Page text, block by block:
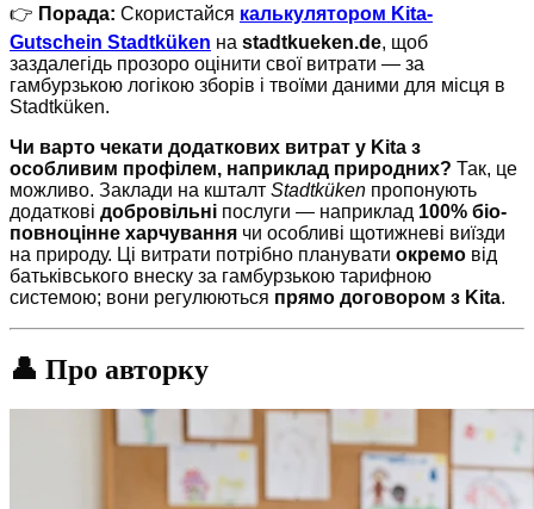
👉 Порада: Скористайся калькулятором Kita-
Gutschein Stadtküken на stadtkueken.de, щоб
заздалегідь прозоро оцінити свої витрати — за
гамбурзькою логікою зборів і твоїми даними для місця в
Stadtküken.
Чи варто чекати додаткових витрат у Kita з
особливим профілем, наприклад природних? Так, це
можливо. Заклади на кшталт Stadtküken пропонують
додаткові добровільні послуги — наприклад 100% біо-
повноцінне харчування чи особливі щотижневі виїзди
на природу. Ці витрати потрібно планувати окремо від
батьківського внеску за гамбурзькою тарифною
системою; вони регулюються прямо договором з Kita.
👤 Про авторку